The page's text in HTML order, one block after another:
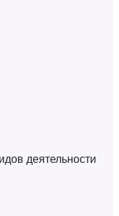
деятельности